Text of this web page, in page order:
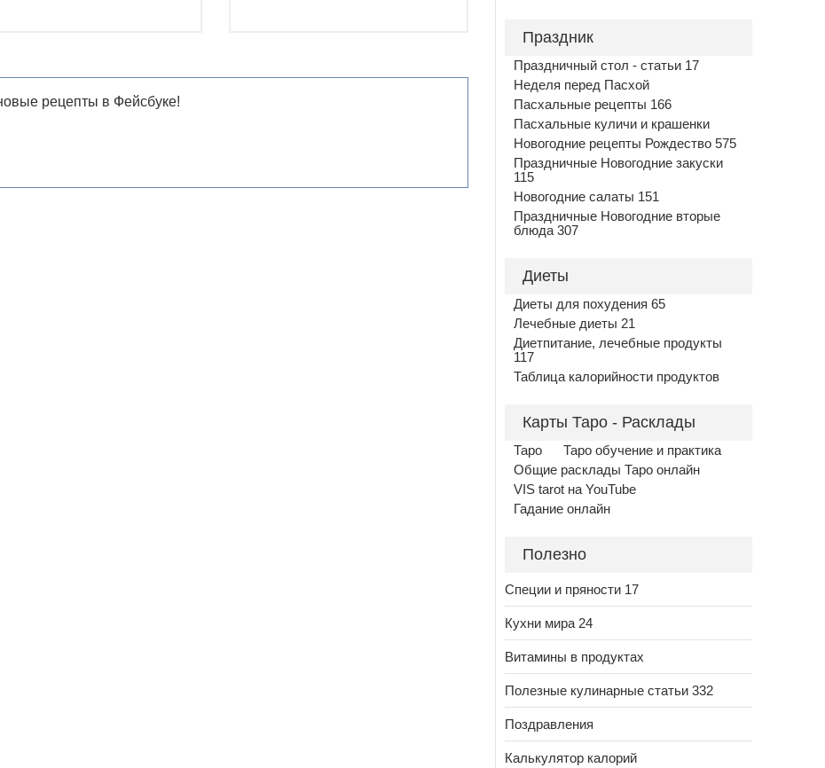
рецепты в Фейсбуке!
Праздник
Праздничный стол - статьи 17
Неделя перед Пасхой
Пасхальные рецепты 166
Пасхальные куличи и крашенки
Новогодние рецепты Рождество 575
Праздничные Новогодние закуски
115
Новогодние салаты 151
Праздничные Новогодние вторые
блюда 307
Диеты
Диеты для похудения 65
Лечебные диеты 21
Диетпитание, лечебные продукты
117
Таблица калорийности продуктов
Карты Таро - Расклады
Таро
Таро обучение и практика
Общие расклады Таро онлайн
VIS tarot на YouTube
Гадание онлайн
Полезно
Специи и пряности 17
Кухни мира 24
Витамины в продуктах
Полезные кулинарные статьи 332
Поздравления
Калькулятор калорий